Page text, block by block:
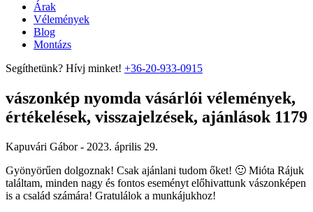
Árak
Vélemények
Blog
Montázs
Segíthetünk? Hívj minket! +36-20-933-0915
vászonkép nyomda vásárlói vélemények,
értékelések, visszajelzések, ajánlások 1179
Kapuvári Gábor - 2023. április 29.
Gyönyörűen dolgoznak! Csak ajánlani tudom őket! 🙂 Mióta Rájuk
találtam, minden nagy és fontos eseményt előhivattunk vászonképen
is a család számára! Gratulálok a munkájukhoz!